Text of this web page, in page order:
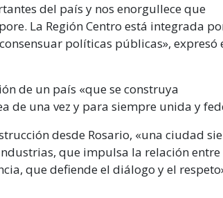
del país y nos enorgullece que
La Región Centro está integrada
políticas públicas», expresó
de un país «que se construya
de una vez y para siempre unida y
desde Rosario, «una ciudad
que impulsa la relación entre
que defiende el diálogo y el